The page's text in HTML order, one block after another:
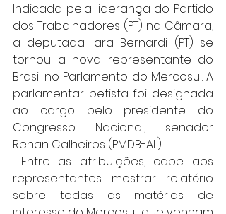
Indicada pela liderança do Partido
dos Trabalhadores (PT) na Câmara,
a deputada Iara Bernardi (PT) se
tornou a nova representante do
Brasil no Parlamento do Mercosul. A
parlamentar petista foi designada
ao cargo pelo presidente do
Congresso Nacional, senador
Renan Calheiros (PMDB-AL).
Entre as atribuições, cabe aos
representantes mostrar relatório
sobre todas as matérias de